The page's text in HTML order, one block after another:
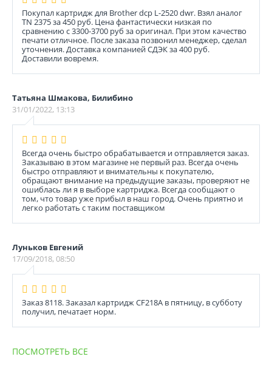
Покупал картридж для Brother dcp L-2520 dwr. Взял аналог
TN 2375 за 450 руб. Цена фантастически низкая по
сравнению с 3300-3700 руб за оригинал. При этом качество
печати отличное. После заказа позвонил менеджер, сделал
уточнения. Доставка компанией СДЭК за 400 руб.
Доставили вовремя.
Татьяна Шмакова, Билибино
31/01/2022, 13:13
Всегда очень быстро обрабатывается и отправляется заказ.
Заказываю в этом магазине не первый раз. Всегда очень
быстро отправляют и внимательны к покупателю,
обращают внимание на предыдущие заказы, проверяют не
ошиблась ли я в выборе картриджа. Всегда сообщают о
том, что товар уже прибыл в наш город. Очень приятно и
легко работать с таким поставщиком
Луньков Евгений
17/09/2018, 08:50
Заказ 8118. Заказал картридж CF218A в пятницу, в субботу
получил, печатает норм.
ПОСМОТРЕТЬ ВСЕ